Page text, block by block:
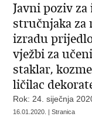
Javni poziv
stručnjaka za
izradu
vježbi za
staklar,
ličilac
Rok: 24. siječnja
16.01.2020. | Stranica